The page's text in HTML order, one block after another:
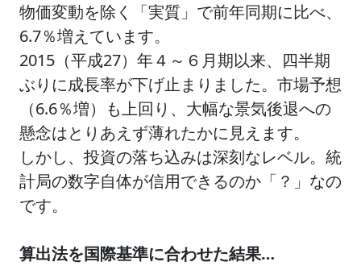
物価変動を除く「実質」で前年同期に比べ、
6.7％増えています。
2015（平成27）年４～６月期以来、四半期
ぶりに成長率が下げ止まりました。市場予想
（6.6％増）も上回り、大幅な景気後退への
懸念はとりあえず薄れたかに見えます。
しかし、投資の落ち込みは深刻なレベル。統
計局の数字自体が信用できるのか「？」なの
です。
算出法を国際基準に合わせた結果…